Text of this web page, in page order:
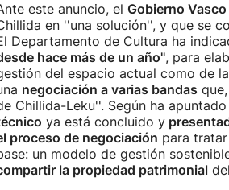
este anuncio, el Gobierno Vasco
en ''una solución'', y que se
Departamento de Cultura ha
hace más de un año'', para
del espacio actual como de
negociación a varias bandas
Chillida-Leku''. Según ha
ya está concluido y
proceso de negociación para
un modelo de gestión
la propiedad patrimonial